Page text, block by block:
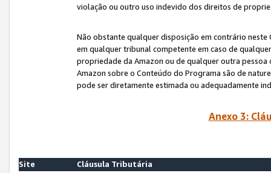
violação ou outro uso indevido dos direitos de
Não obstante qualquer disposição em contrário
em qualquer tribunal competente em caso de
propriedade da Amazon ou de qualquer outra
Amazon sobre o Conteúdo do Programa são de
pode ser diretamente estimada ou adequadamente
Anexo 3:
Site
Cláusula Tributária